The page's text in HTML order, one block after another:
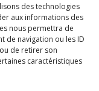
des technologies
aux informations des
nous permettra de
de navigation ou les ID
de retirer son
caractéristiques